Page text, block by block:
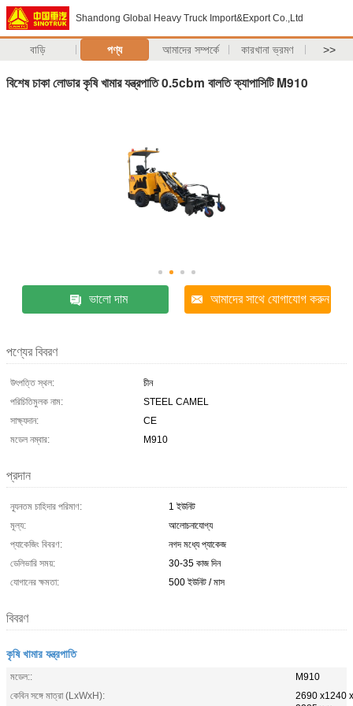
Shandong Global Heavy Truck Import&Export Co.,Ltd
বাড়ি পণ্য আমাদের সম্পর্কে কারখানা ভ্রমণ >>
বিশেষ চাকা লোডার কৃষি খামার যন্ত্রপাতি 0.5cbm বালতি ক্যাপাসিটি M910
ভালো দাম আমাদের সাথে যোগাযোগ করুন
পণ্যের বিবরণ
উৎপত্তি স্থল:
চীন
পরিচিতিমুলক নাম:
STEEL CAMEL
সাক্ষ্যদান:
CE
মডেল নম্বার:
M910
প্রদান
ন্যূনতম চাহিদার পরিমাণ:
1 ইউনিট
মূল্য:
আলোচনাযোগ্য
প্যাকেজিং বিবরণ:
নগদ মধ্যে প্যাকেজ
ডেলিভারি সময়:
30-35 কাজ দিন
যোগানের ক্ষমতা:
500 ইউনিট / মাস
বিবরণ
কৃষি খামার যন্ত্রপাতি
মডেল::
M910
কেবিন সঙ্গে মাত্রা (LxWxH):
2690 x1240 x